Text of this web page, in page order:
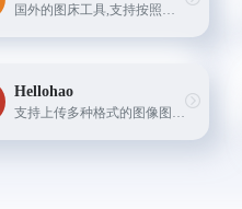
国外的图床工具,支持按照一定大小缩放图片及设置图片自动删除。在上传完成后，Postimage 会为你生成多种链接格式以满足不同需求。还可以生成一个用于删除当前图片的链接，你只要访...
Hellohao
支持上传多种格式的图像图床外链平台